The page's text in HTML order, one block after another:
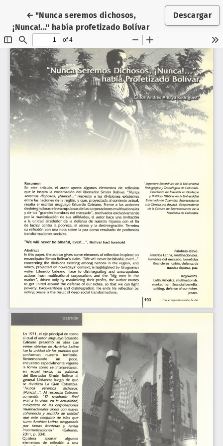
←Volver a los detalles del artículo
"Nunca seremos dichosos,
¡Nunca!..." había profetizado Bolívar
Descargar